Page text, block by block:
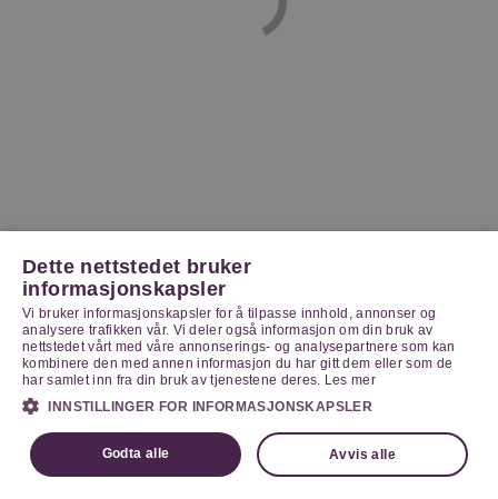
Dette nettstedet bruker
informasjonskapsler
Vi bruker informasjonskapsler for å tilpasse innhold, annonser og
analysere trafikken vår. Vi deler også informasjon om din bruk av
nettstedet vårt med våre annonserings- og analysepartnere som kan
kombinere den med annen informasjon du har gitt dem eller som de
har samlet inn fra din bruk av tjenestene deres. Les mer
INNSTILLINGER FOR INFORMASJONSKAPSLER
Godta alle Avvis alle